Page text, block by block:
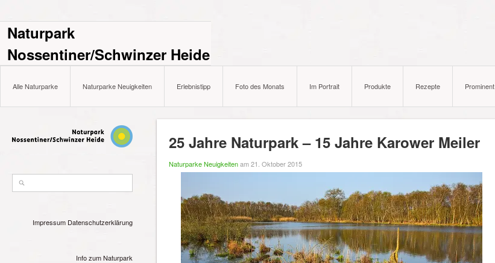
Naturpark
Nossentiner/Schwinzer Heide
Alle Naturparke Naturparke Neuigkeiten Erlebnistipp Foto des Monats Im Portrait Produkte Rezepte Prominent
Impressum Datenschutzerklärung
Info zum Naturpark
25 Jahre Naturpark – 15 Jahre Karower Meiler
Naturparke Neuigkeitenam 21. Oktober 2015